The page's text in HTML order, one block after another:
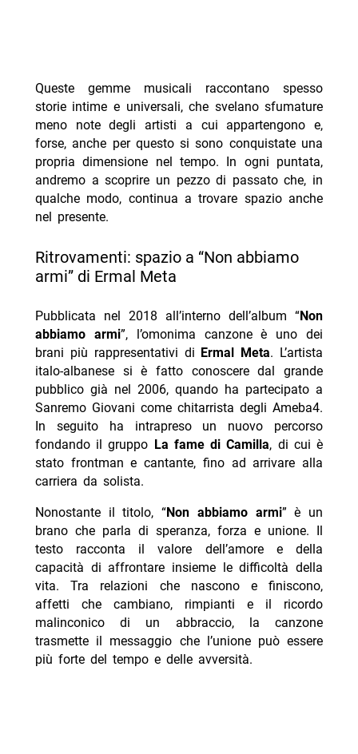
Queste gemme musicali raccontano spesso
storie intime e universali, che svelano sfumature
meno note degli artisti a cui appartengono e,
forse, anche per questo si sono conquistate una
propria dimensione nel tempo. In ogni puntata,
andremo a scoprire un pezzo di passato che, in
qualche modo, continua a trovare spazio anche
nel presente.
Ritrovamenti: spazio a “Non abbiamo
armi” di Ermal Meta
Pubblicata nel 2018 all’interno dell’album “Non
abbiamo armi”, l’omonima canzone è uno dei
brani più rappresentativi di Ermal Meta. L’artista
italo-albanese si è fatto conoscere dal grande
pubblico già nel 2006, quando ha partecipato a
Sanremo Giovani come chitarrista degli Ameba4.
In seguito ha intrapreso un nuovo percorso
fondando il gruppo La fame di Camilla, di cui è
stato frontman e cantante, fino ad arrivare alla
carriera da solista.
Nonostante il titolo, “Non abbiamo armi” è un
brano che parla di speranza, forza e unione. Il
testo racconta il valore dell’amore e della
capacità di affrontare insieme le difficoltà della
vita. Tra relazioni che nascono e finiscono,
affetti che cambiano, rimpianti e il ricordo
malinconico di un abbraccio, la canzone
trasmette il messaggio che l’unione può essere
più forte del tempo e delle avversità.